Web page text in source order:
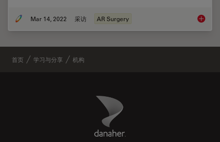
Mar 14, 2022 采访 AR Surgery 增强现
首页 学习与分享 机构
Danaher Logo